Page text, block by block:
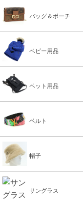
バッグ＆ポーチ
ベビー用品
ペット用品
ベルト
帽子
サングラス